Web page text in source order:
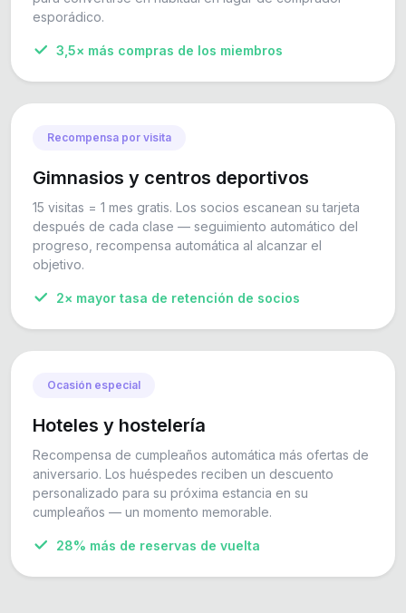
esporádico.
3,5× más compras de los miembros
Recompensa por visita
Gimnasios y centros deportivos
15 visitas = 1 mes gratis. Los socios escanean su tarjeta
después de cada clase — seguimiento automático del
progreso, recompensa automática al alcanzar el
objetivo.
2× mayor tasa de retención de socios
Ocasión especial
Hoteles y hostelería
Recompensa de cumpleaños automática más ofertas de
aniversario. Los huéspedes reciben un descuento
personalizado para su próxima estancia en su
cumpleaños — un momento memorable.
28% más de reservas de vuelta